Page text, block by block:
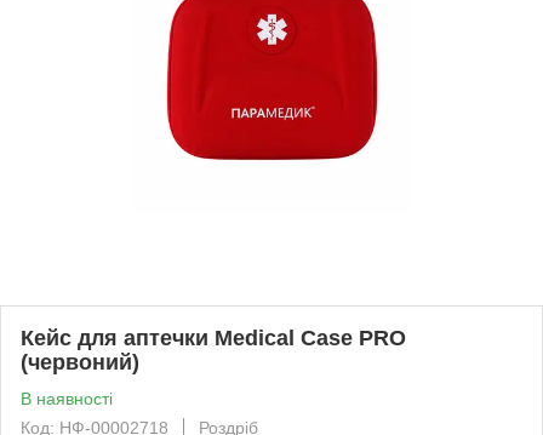
Кейс для аптечки Medical Case PRO
(червоний)
В наявності
Код: НФ-00002718
Роздріб